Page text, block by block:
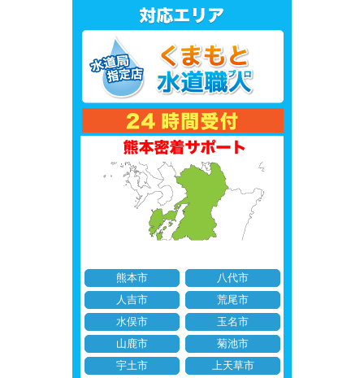
熊本市
八代市
人吉市
荒尾市
水俣市
玉名市
山鹿市
菊池市
宇土市
上天草市